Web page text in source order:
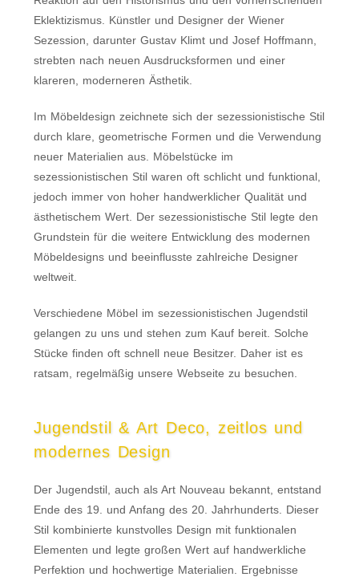
Eklektizismus. Künstler und Designer der Wiener
Sezession, darunter Gustav Klimt und Josef Hoffmann,
strebten nach neuen Ausdrucksformen und einer
klareren, moderneren Ästhetik.
Im Möbeldesign zeichnete sich der sezessionistische Stil
durch klare, geometrische Formen und die Verwendung
neuer Materialien aus. Möbelstücke im
sezessionistischen Stil waren oft schlicht und funktional,
jedoch immer von hoher handwerklicher Qualität und
ästhetischem Wert. Der sezessionistische Stil legte den
Grundstein für die weitere Entwicklung des modernen
Möbeldesigns und beeinflusste zahlreiche Designer
weltweit.
Verschiedene Möbel im sezessionistischen Jugendstil
gelangen zu uns und stehen zum Kauf bereit. Solche
Stücke finden oft schnell neue Besitzer. Daher ist es
ratsam, regelmäßig unsere Webseite zu besuchen.
Jugendstil & Art Deco, zeitlos und
modernes Design
Der Jugendstil, auch als Art Nouveau bekannt, entstand
Ende des 19. und Anfang des 20. Jahrhunderts. Dieser
Stil kombinierte kunstvolles Design mit funktionalen
Elementen und legte großen Wert auf handwerkliche
Perfektion und hochwertige Materialien. Ergebnisse